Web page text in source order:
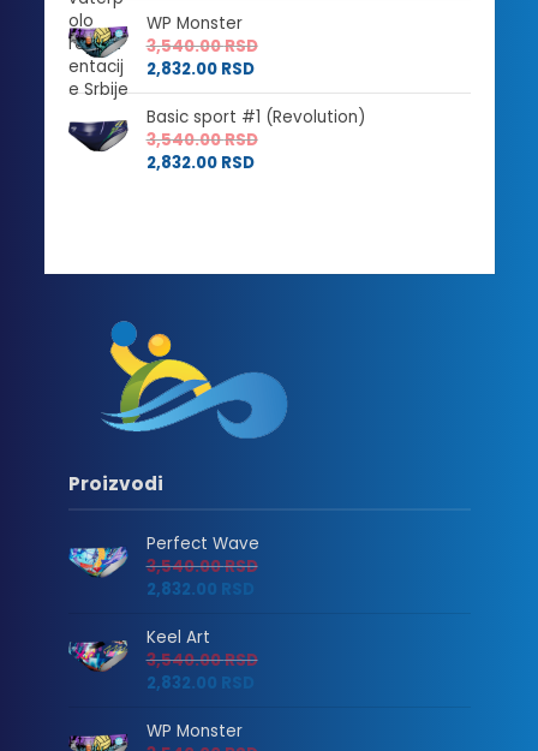
WP Monster
3,540.00RSD
2,832.00 RSD
Basic sport #1 (Revolution)
3,540.00RSD
2,832.00 RSD
Proizvodi
Perfect Wave
3,540.00RSD
2,832.00 RSD
Keel Art
3,540.00RSD
2,832.00 RSD
WP Monster